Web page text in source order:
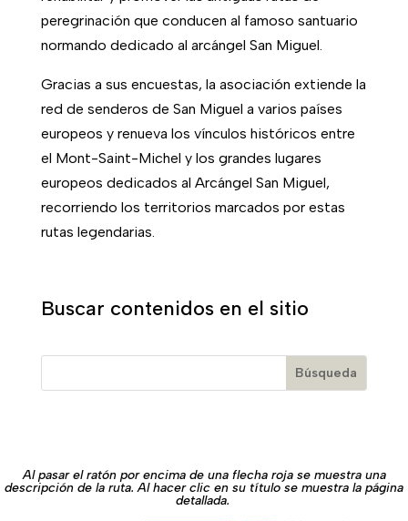
peregrinación que conducen al famoso santuario
normando dedicado al arcángel San Miguel.
Gracias a sus encuestas, la asociación extiende la
red de senderos de San Miguel a varios países
europeos y renueva los vínculos históricos entre
el Mont-Saint-Michel y los grandes lugares
europeos dedicados al Arcángel San Miguel,
recorriendo los territorios marcados por estas
rutas legendarias.
Buscar contenidos en el sitio
Al pasar el ratón por encima de una flecha roja se muestra una
descripción de la ruta. Al hacer clic en su título se muestra la página
detallada.